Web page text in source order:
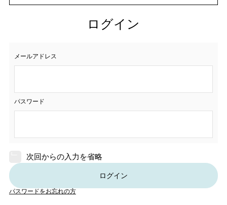
ログイン
メールアドレス
パスワード
次回からの入力を省略
ログイン
パスワードをお忘れの方